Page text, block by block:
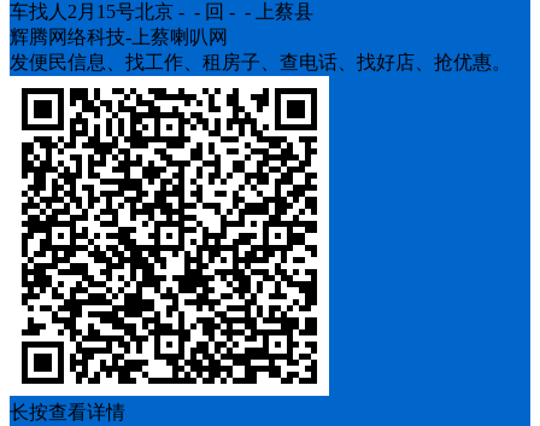
车找人2月15号北京 - - 回 - - 上蔡县
辉腾网络科技-上蔡喇叭网
发便民信息、找工作、租房子、查电话、找好店、抢优惠。
长按查看详情